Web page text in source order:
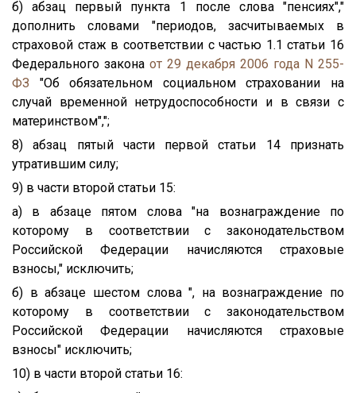
б) абзац первый пункта 1 после слова "пенсиях","
дополнить словами "периодов, засчитываемых в
страховой стаж в соответствии с частью 1.1 статьи 16
Федерального закона от 29 декабря 2006 года N 255-
ФЗ "Об обязательном социальном страховании на
случай временной нетрудоспособности и в связи с
материнством",";
8) абзац пятый части первой статьи 14 признать
утратившим силу;
9) в части второй статьи 15:
а) в абзаце пятом слова "на вознаграждение по
которому в соответствии с законодательством
Российской Федерации начисляются страховые
взносы," исключить;
б) в абзаце шестом слова ", на вознаграждение по
которому в соответствии с законодательством
Российской Федерации начисляются страховые
взносы" исключить;
10) в части второй статьи 16: